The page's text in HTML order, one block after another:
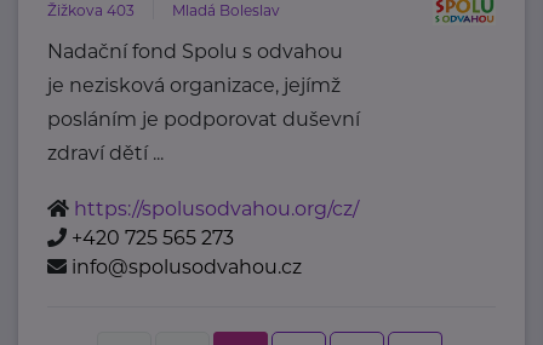
Žižkova 403 Mladá Boleslav
Nadační fond Spolu s odvahou
je nezisková organizace, jejímž
posláním je podporovat duševní
zdraví dětí ...
https://spolusodvahou.org/cz/
+420 725 565 273
info@spolusodvahou.cz